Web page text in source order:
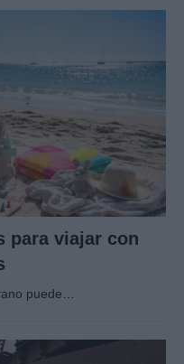
para viajar con
puede…